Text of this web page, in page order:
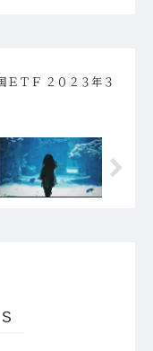
ＥＴＦ ２０２３年３